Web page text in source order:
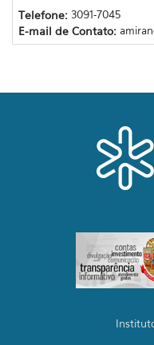
Telefone: 3091-7045
E-mail de Contato: